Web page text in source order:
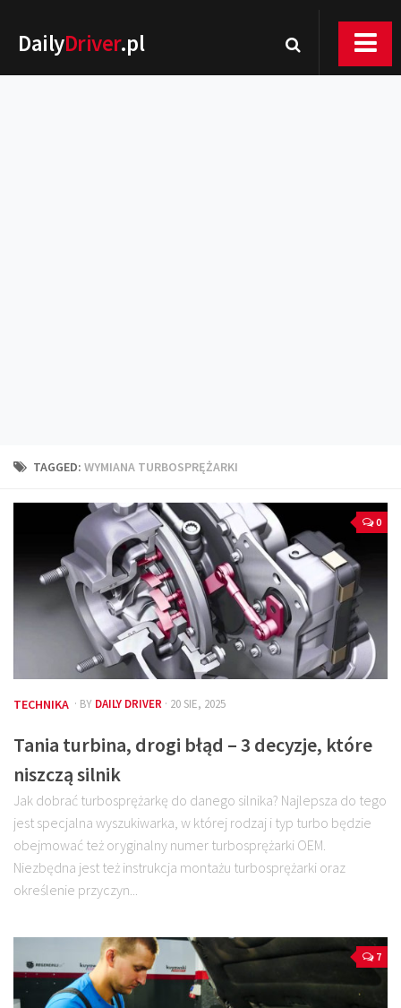
DailyDriver.pl
Technika jazdy
Kalkulatory
Przelicznik mocy
Auto z niemiec
TAGGED: WYMIANA TURBOSPRĘŻARKI
0
TECHNIKA · BY DAILY DRIVER · 20 SIE, 2025
Tania turbina, drogi błąd – 3 decyzje, które
niszczą silnik
Jak dobrać turbosprężarkę do danego silnika? Najlepsza do tego
jest specjalna wyszukiwarka, w której rodzaj i typ turbo będzie
obejmować też oryginalny numer turbosprężarki OEM.
Niezbędna jest też instrukcja montażu turbosprężarki oraz
określenie przyczyn...
7